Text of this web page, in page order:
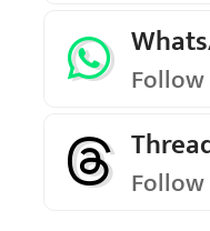
Follow
Follow